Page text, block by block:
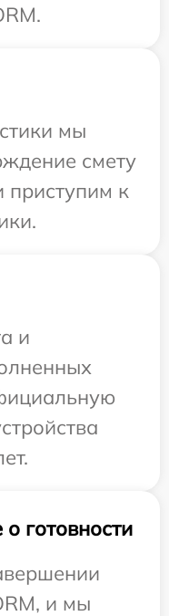
мы
смету
приступим к
и
готовности
и мы